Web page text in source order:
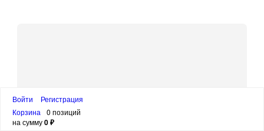
Войти
Регистрация
Корзина
0 позиций
на сумму0 ₽